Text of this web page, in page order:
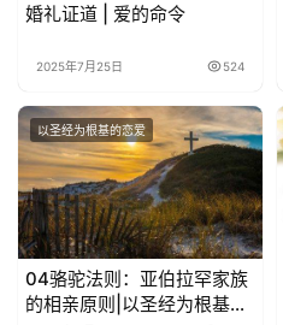
婚礼证道 | 爱的命令
2025年7月25日 524
以圣经为根基的恋爱
04骆驼法则：亚伯拉罕家族
的相亲原则|以圣经为根基的